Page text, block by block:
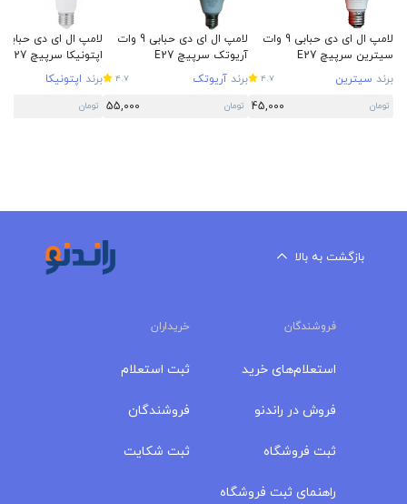
لامپ ال ای دی حبابی 9 وات
سیترین سرپیچ E27
برند سیترین 4.7
تومان 45,000
لامپ ال ای دی حبابی 9 وات
آریوتک سرپیچ E27
برند آریوتک 4.7
تومان 55,000
اپتونیکا سرپیچ E27
برند اپتونیکا
تومان
بازگشت به بالا
فروشندگان خریداران
استعلام‌های خرید
فروش در راندنو
ثبت فروشگاه
راهنمای ثبت فروشگاه
ثبت استعلام
فروشندگان
ثبت شکایت